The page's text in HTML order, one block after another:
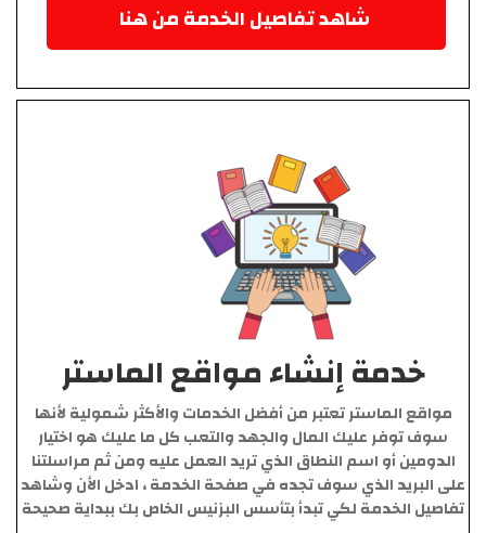
شاهد تفاصيل الخدمة من هنا
خدمة إنشاء مواقع الماستر
مواقع الماستر تعتبر من أفضل الخدمات والأكثر شمولية لأنها
سوف توفر عليك المال والجهد والتعب كل ما عليك هو اختيار
الدومين أو اسم النطاق الذي تريد العمل عليه ومن ثم مراسلتنا
على البريد الذي سوف تجده في صفحة الخدمة ، ادخل الأن وشاهد
تفاصيل الخدمة لكي تبدأ بتأسس البزنيس الخاص بك ببداية صحيحة